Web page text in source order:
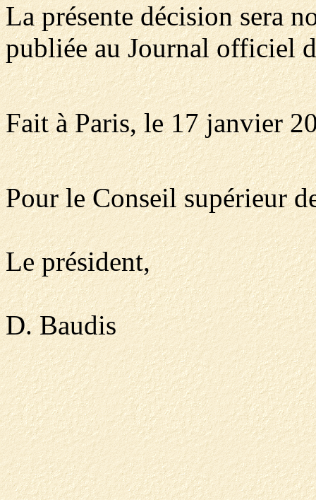
La présente décision sera
publiée au Journal officiel
Fait à Paris, le 17 janvier
Pour le Conseil supérieur
Le président,
D. Baudis